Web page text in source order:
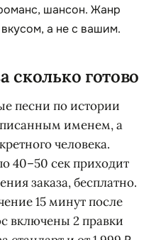
шансон. Жанр
а не с вашим.
сколько готово
песни по истории
именем, а
человека.
40–50 сек приходит
заказа, бесплатно.
15 минут после
включены 2 правки